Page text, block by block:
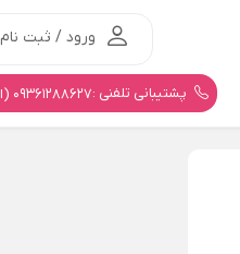
ورود / ثبت نام
پشتیبانی تلفنی :09361288627 (از ساعت 9 تا 17)